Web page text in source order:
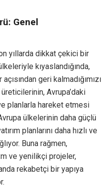
Genel
yıllarda dikkat çekici bir
kıyaslandığında,
geri kalmadığımızı
Avrupa’daki
planlarla hareket etmesi
ülkelerinin daha güçlü
planlarını daha hızlı ve
Buna rağmen,
ve yenilikçi projeler,
rekabetçi bir yapıya